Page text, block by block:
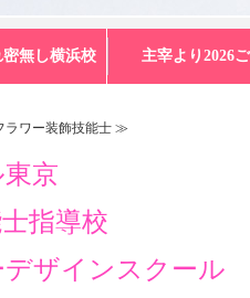
無し横浜校 主宰より2026
ワー装飾技能士 ≫
京
指導校
ザインスクール